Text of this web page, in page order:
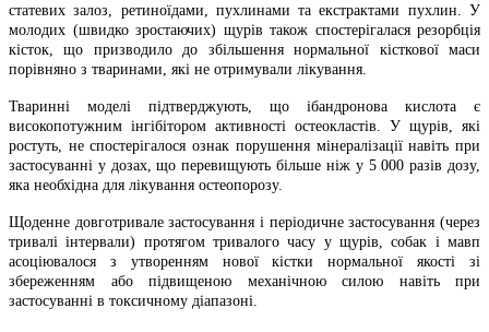
статевих залоз, ретиноїдами, пухлинами та екстрактами пухлин. У
молодих (швидко зростаючих) щурів також спостерігалася резорбція
кісток, що призводило до збільшення нормальної кісткової маси
порівняно з тваринами, які не отримували лікування.
Тваринні моделі підтверджують, що ібандронова кислота є
високопотужним інгібітором активності остеокластів. У щурів, які
ростуть, не спостерігалося ознак порушення мінералізації навіть при
застосуванні у дозах, що перевищують більше ніж у 5 000 разів дозу,
яка необхідна для лікування остеопорозу.
Щоденне довготривале застосування і періодичне застосування (через
тривалі інтервали) протягом тривалого часу у щурів, собак і мавп
асоціювалося з утворенням нової кістки нормальної якості зі
збереженням або підвищеною механічною силою навіть при
застосуванні в токсичному діапазоні.